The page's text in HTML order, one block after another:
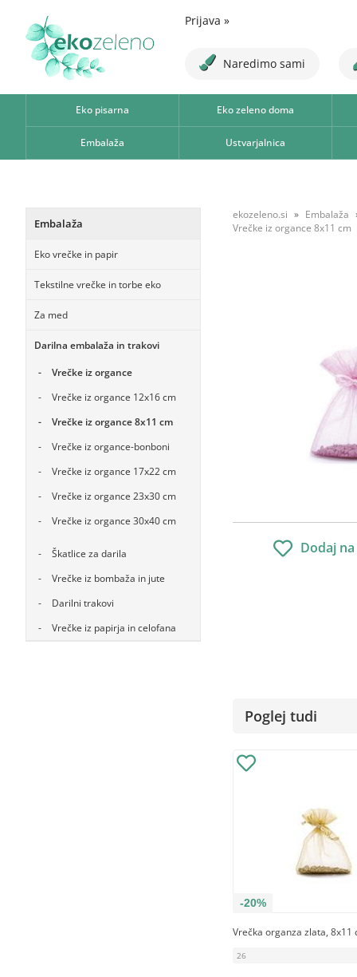
Prijava »
Naredimo sami
Eko pisarna Eko zeleno doma
Embalaža Ustvarjalnica
Embalaža
Eko vrečke in papir
Tekstilne vrečke in torbe eko
Za med
Darilna embalaža in trakovi
Vrečke iz organce
Vrečke iz organce 12x16 cm
Vrečke iz organce 8x11 cm
Vrečke iz organce-bonboni
Vrečke iz organce 17x22 cm
Vrečke iz organce 23x30 cm
Vrečke iz organce 30x40 cm
Škatlice za darila
Vrečke iz bombaža in jute
Darilni trakovi
Vrečke iz papirja in celofana
ekozeleno.si
Embalaža
Vrečke iz organce 8x11 cm
Dodaj
Poglej tudi
-20%
Vrečka organza zlata, 8x11
26